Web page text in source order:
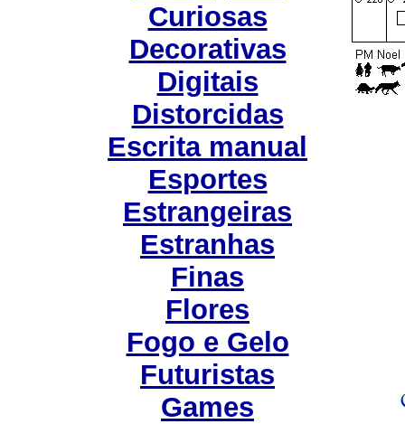
Curiosas
Decorativas
Digitais
Distorcidas
Escrita manual
Esportes
Estrangeiras
Estranhas
Finas
Flores
Fogo e Gelo
Futuristas
Games